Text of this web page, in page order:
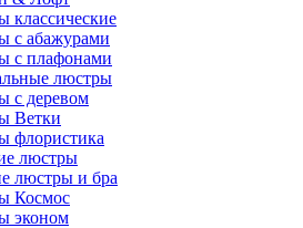
классические
с абажурами
с плафонами
люстры
с деревом
Ветки
флористика
люстры
люстры и бра
Космос
эконом